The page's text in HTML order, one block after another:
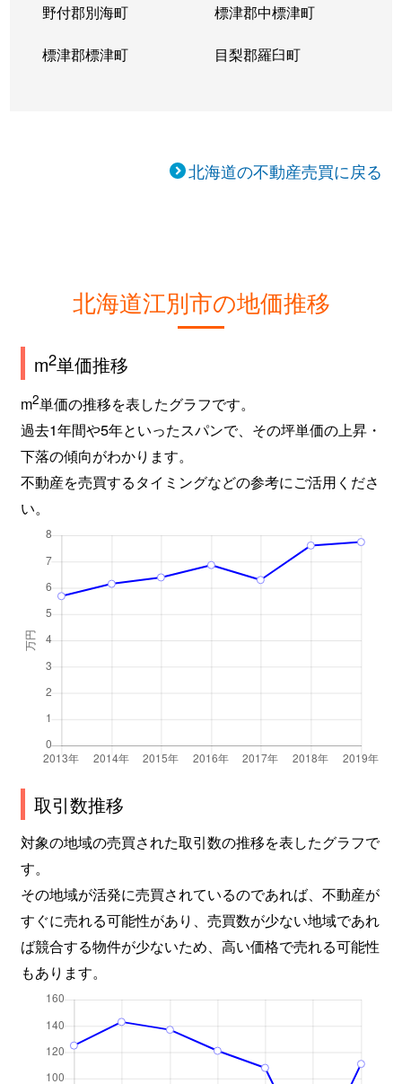
野付郡別海町 標津郡中標津町
標津郡標津町 目梨郡羅臼町
北海道の不動産売買に戻る
北海道江別市の地価推移
m2単価推移
m2単価の推移を表したグラフです。
過去1年間や5年といったスパンで、その坪単価の上昇・
下落の傾向がわかります。
不動産を売買するタイミングなどの参考にご活用くださ
い。
取引数推移
対象の地域の売買された取引数の推移を表したグラフで
す。
その地域が活発に売買されているのであれば、不動産が
すぐに売れる可能性があり、売買数が少ない地域であれ
ば競合する物件が少ないため、高い価格で売れる可能性
もあります。